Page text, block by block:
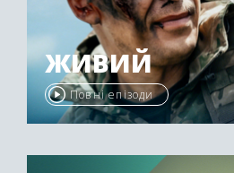
ЖИВИЙ
Повні епізоди